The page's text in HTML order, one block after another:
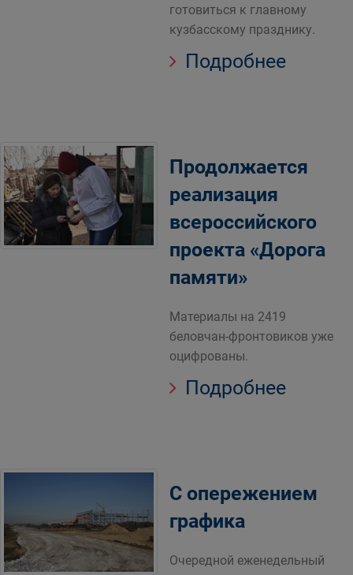
готовиться к главному
кузбасскому празднику.
Подробнее
Продолжается
реализация
всероссийского
проекта «Дорога
памяти»
Материалы на 2419
беловчан-фронтовиков уже
оцифрованы.
Подробнее
С опережением
графика
Очередной еженедельный